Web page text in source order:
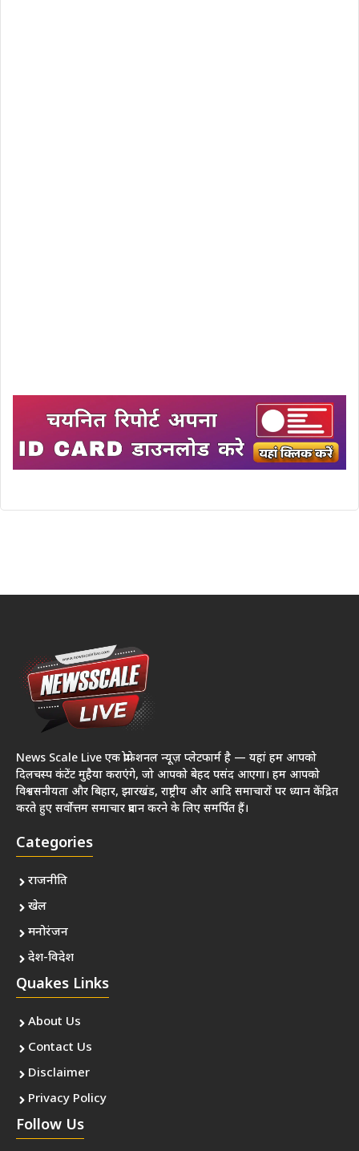
News Scale Live एक प्रोफेशनल न्यूज़ प्लेटफार्म है — यहां हम आपको
दिलचस्प कंटेंट मुहैया कराएंगे, जो आपको बेहद पसंद आएगा। हम आपको
विश्वसनीयता और बिहार, झारखंड, राष्ट्रीय और आदि समाचारों पर ध्यान केंद्रित
करते हुए सर्वोत्तम समाचार प्रदान करने के लिए समर्पित हैं।
Categories
राजनीति
खेल
मनोरंजन
देश-विदेश
Quakes Links
About Us
Contact Us
Disclaimer
Privacy Policy
Follow Us